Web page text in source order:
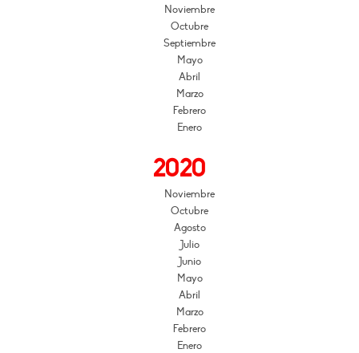
Noviembre
Octubre
Septiembre
Mayo
Abril
Marzo
Febrero
Enero
2020
Noviembre
Octubre
Agosto
Julio
Junio
Mayo
Abril
Marzo
Febrero
Enero